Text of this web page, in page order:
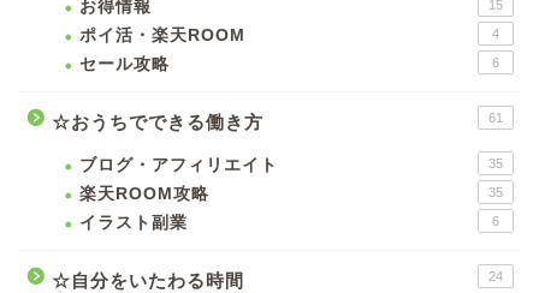
お得情報 15
ポイ活・楽天ROOM 4
セール攻略 6
☆おうちでできる働き方 61
ブログ・アフィリエイト 35
楽天ROOM攻略 35
イラスト副業 6
☆自分をいたわる時間 24